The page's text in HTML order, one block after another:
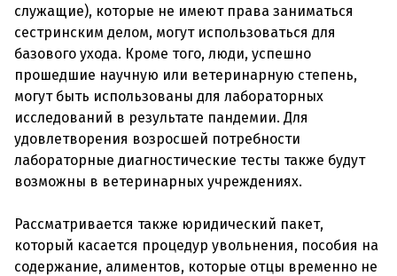
служащие), которые не имеют права заниматься
сестринским делом, могут использоваться для
базового ухода. Кроме того, люди, успешно
прошедшие научную или ветеринарную степень,
могут быть использованы для лабораторных
исследований в результате пандемии. Для
удовлетворения возросшей потребности
лабораторные диагностические тесты также будут
возможны в ветеринарных учреждениях.
Рассматривается также юридический пакет,
который касается процедур увольнения, пособия на
содержание, алиментов, которые отцы временно не